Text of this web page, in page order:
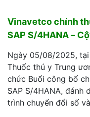
Vinavetco chính
SAP S/4HANA –
Ngày 05/08/2025,
Thuốc thú y Trung
chức Buổi công bố
SAP S/4HANA,
trình chuyển đổi số